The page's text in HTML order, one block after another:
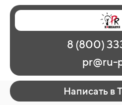
Наши
О
8 (800)
pr@ru-
Написать в